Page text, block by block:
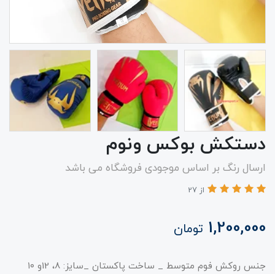
دستکش بوکس ونوم
ارسال رنگ بر اساس موجودی فروشگاه می باشد
از 27
1,200,000 تومان
جنس روکش فوم متوسط _ ساخت پاکستان _سایز: 8، 12و ۱۰